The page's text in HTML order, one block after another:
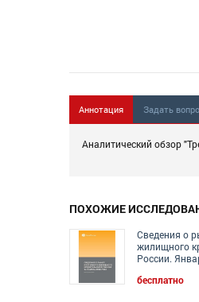
Аннотация Задать
Аналитический обзор
ПОХОЖИЕ
Сведения о
жилищного
России.
бесплатно